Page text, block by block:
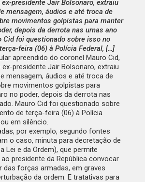
presidente Jair Bolsonaro, extraiu
mensagem, áudios e até troca de
movimentos golpistas para manter
depois da derrota nas urnas ano
Cid foi questionado sobre isso no
feira (06) à Polícia Federal, […]
apreendido do coronel Mauro Cid,
presidente Jair Bolsonaro, extraiu
mensagem, áudios e até troca de
movimentos golpistas para
no poder, depois da derrota nas
Mauro Cid foi questionado sobre
de terça-feira (06) à Polícia
em silêncio.
por exemplo, segundo fontes
o caso, minuta para decretação de
Lei e da Ordem), que permite
presidente da República convocar
das forças armadas, em graves
da ordem. E tratativas para